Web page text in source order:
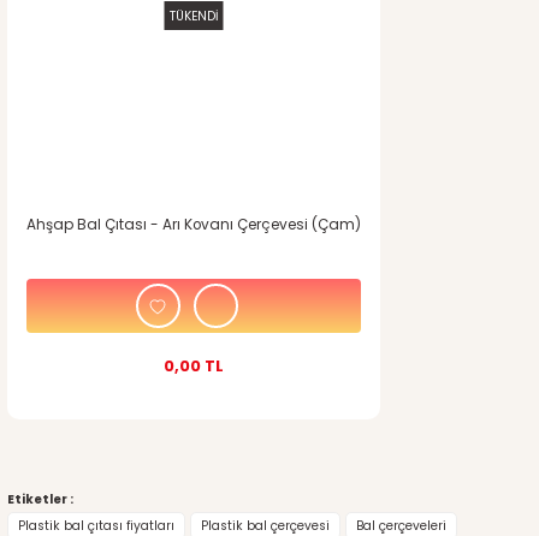
TÜKENDİ
Ahşap Bal Çıtası - Arı Kovanı Çerçevesi (Çam)
0,00 TL
Etiketler :
Plastik bal çıtası fiyatları
Plastik bal çerçevesi
Bal çerçeveleri